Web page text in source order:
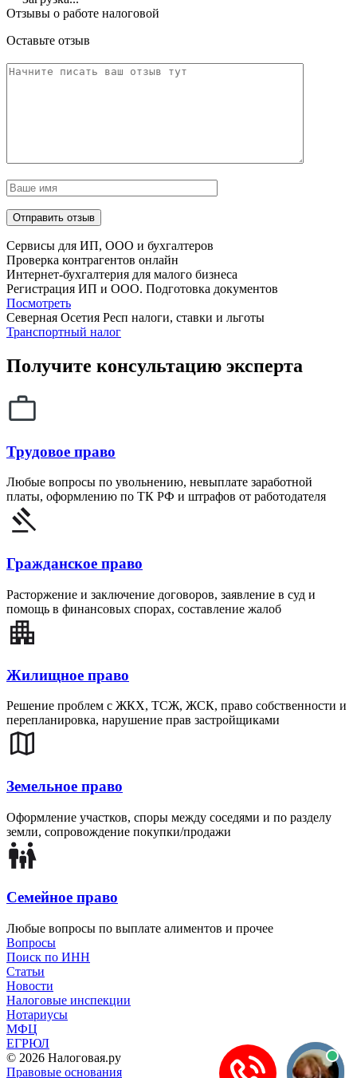
Отзывы о работе налоговой
Оставьте отзыв
Сервисы для ИП, ООО и бухгалтеров
Проверка контрагентов онлайн
Интернет-бухгалтерия для малого бизнеса
Регистрация ИП и ООО. Подготовка документов
Посмотреть
Северная Осетия Респ налоги, ставки и льготы
Транспортный налог
Получите консультацию эксперта
Трудовое право
Любые вопросы по увольнению, невыплате заработной
платы, оформлению по ТК РФ и штрафов от работодателя
Гражданское право
Расторжение и заключение договоров, заявление в суд и
помощь в финансовых спорах, составление жалоб
Жилищное право
Решение проблем с ЖКХ, ТСЖ, ЖСК, право собственности и
перепланировка, нарушение прав застройщиками
Земельное право
Оформление участков, споры между соседями и по разделу
земли, сопровождение покупки/продажи
Семейное право
Любые вопросы по выплате алиментов и прочее
Вопросы
Поиск по ИНН
Статьи
Новости
Налоговые инспекции
Нотариусы
МФЦ
ЕГРЮЛ
© 2026 Налоговая.ру
Правовые основания